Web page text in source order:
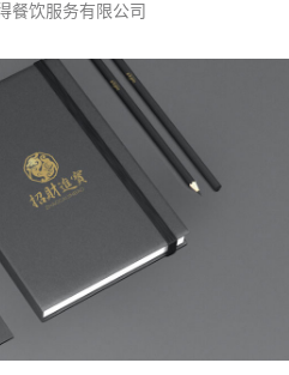
餐饮服务有限公司